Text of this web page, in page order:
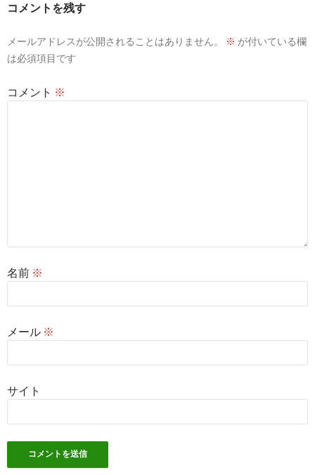
ョ
コメントを残す
メールアドレスが公開されることはありません。 ※ が付いている欄
は必須項目です
コメント ※
名前 ※
メール ※
サイト